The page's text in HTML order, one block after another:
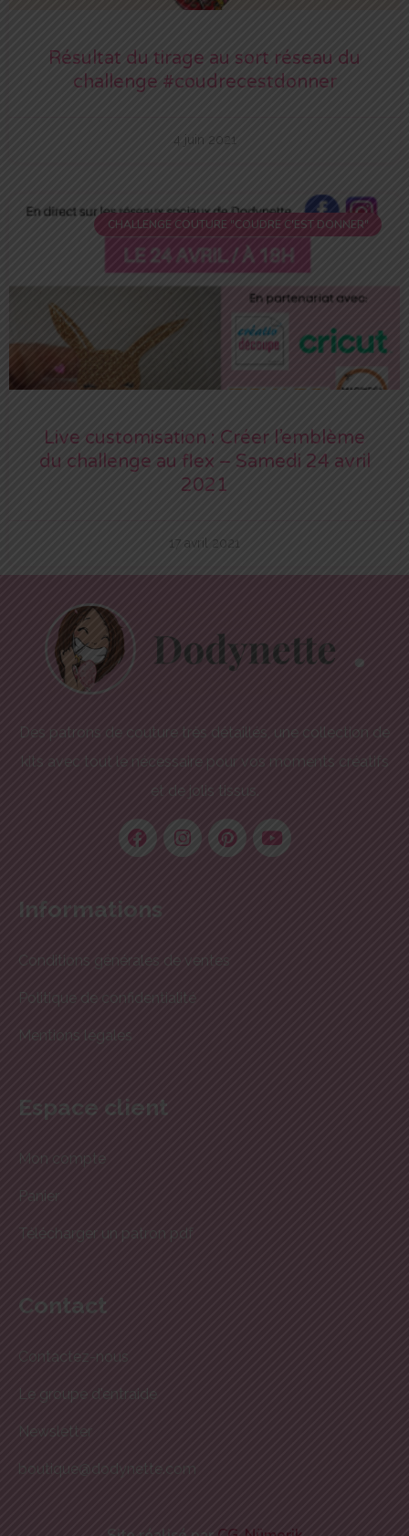
Résultat du tirage au sort réseau du
challenge #coudrecestdonner
4 juin 2021
CHALLENGE COUTURE "COUDRE C'EST DONNER"
Live customisation : Créer l’emblème
du challenge au flex – Samedi 24 avril
2021
17 avril 2021
Des patrons de couture très détaillés, une collection de
kits avec tout le nécessaire pour vos moments créatifs
et de jolis tissus.
Informations
Conditions générales de ventes
Politique de confidentialité
Mentions légales
Espace client
Mon compte
Panier
Télécharger un patron pdf
Contact
Contactez-nous
Le groupe d'entraide
Newsletter
boutique@dodynette.com